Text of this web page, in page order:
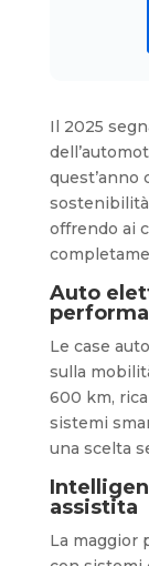
Il 2025
quest’anno
offrendo ai
Auto
Le case
sulla
600 km,
sistemi
una scelta
assistita
La maggior